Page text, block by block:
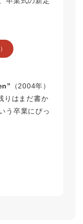
（2004年）
はまだ書か
う卒業にぴっ